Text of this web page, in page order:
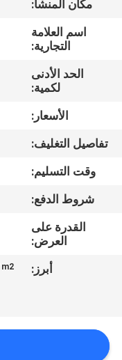
عرض
الافتراضي
معلومات
عنا
المعمل
اتصل
مكان المنشأ:
اسم العلامة
التجارية:
الحد الأدنى
لكمية:
الأسعار:
تفاصيل التغليف:
وقت التسليم:
شروط الدفع:
القدرة على
العرض:
أبرز: